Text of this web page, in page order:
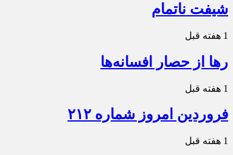
شیفت ناتمام
1 هفته قبل
رها از حصار افسانه‌ها
1 هفته قبل
فروردین امروز شماره ۲۱۲
1 هفته قبل